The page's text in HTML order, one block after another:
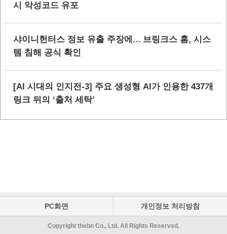
시 악성코드 유포
샤이니헌터스 정보 유출 주장에... 브링크스 홈, 시스
템 침해 공식 확인
[AI 시대의 인지전-3] 주요 생성형 AI가 인용한 437개
링크 뒤의 ‘출처 세탁’
PC화면 개인정보 처리방침
Copyright thebn Co., Ltd. All Rights Reserved.